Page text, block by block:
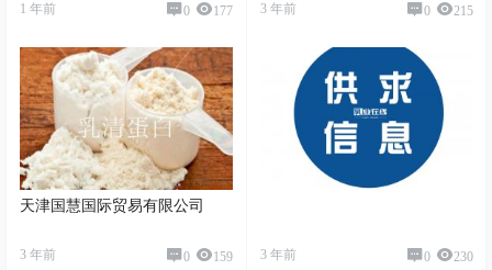
1 年前 0 177 3 年前 0 215
天津国慧国际贸易有限公司
3 年前 0 159 3 年前 0 230